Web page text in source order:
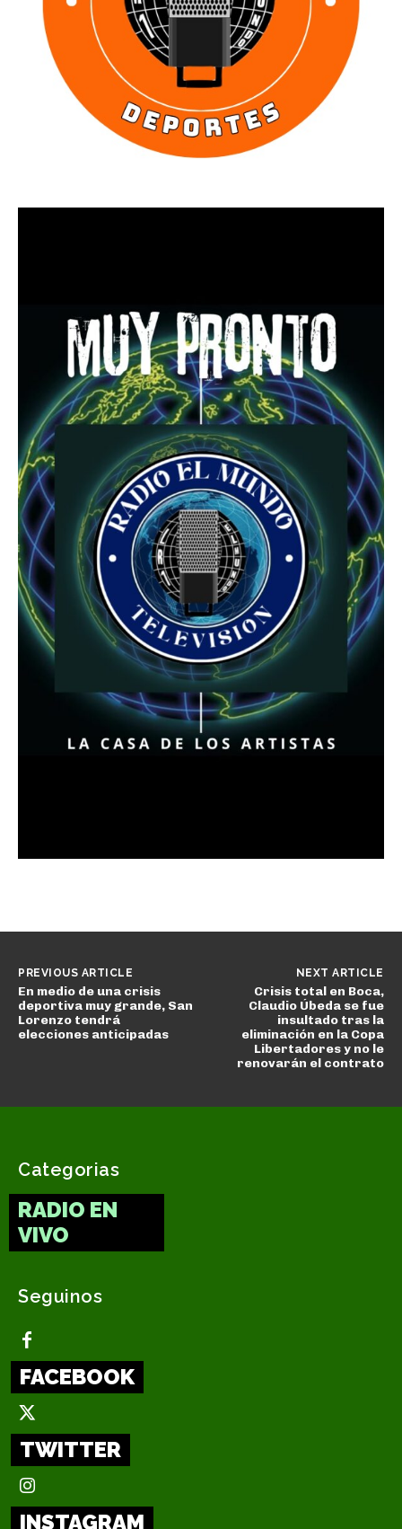
PREVIOUS ARTICLE
En medio de una crisis
deportiva muy grande, San
Lorenzo tendrá
elecciones anticipadas
NEXT ARTICLE
Crisis total en Boca,
Claudio Úbeda se fue
insultado tras la
eliminación en la Copa
Libertadores y no le
renovarán el contrato
Categorias
RADIO EN
VIVO
Seguinos
FACEBOOK
TWITTER
INSTAGRAM